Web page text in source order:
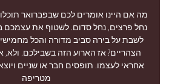
מה אם היינו אומרים לכם שבפברואר
נחל פרצים, נחל סדום. לשטוף את עצמכם
לשבת על בירה סביב מדורה והכל
הצהריים? אז הארוע הזה בשבילכם. ולא,
אחראי לעצמו. תופסים חבר או שניים
מטריפה